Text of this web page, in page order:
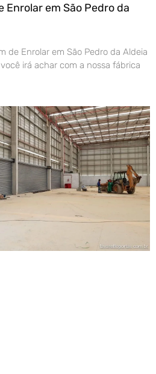
Enrolar em São Pedro da
de Enrolar em São Pedro da Aldeia
irá achar com a nossa fábrica